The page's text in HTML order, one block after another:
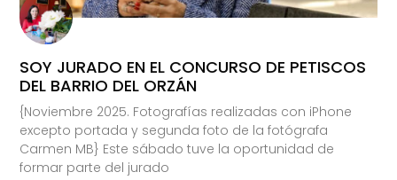
SOY JURADO EN EL CONCURSO DE PETISCOS
DEL BARRIO DEL ORZÁN
{Noviembre 2025. Fotografías realizadas con iPhone
excepto portada y segunda foto de la fotógrafa
Carmen MB} Este sábado tuve la oportunidad de
formar parte del jurado